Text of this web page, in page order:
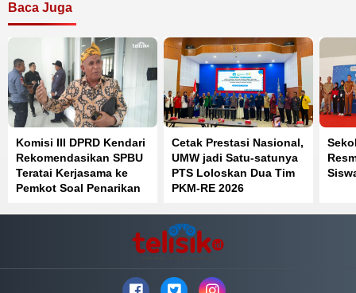
Baca Juga
Komisi III DPRD Kendari
Rekomendasikan SPBU
Teratai Kerjasama ke
Pemkot Soal Penarikan
Cetak Prestasi Nasional,
UMW jadi Satu-satunya
PTS Loloskan Dua Tim
PKM-RE 2026